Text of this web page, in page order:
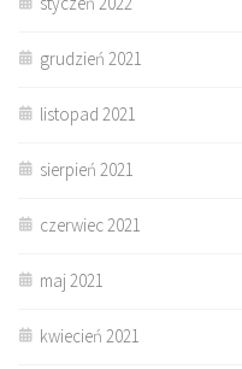
grudzień 2021
listopad 2021
sierpień 2021
czerwiec 2021
maj 2021
kwiecień 2021